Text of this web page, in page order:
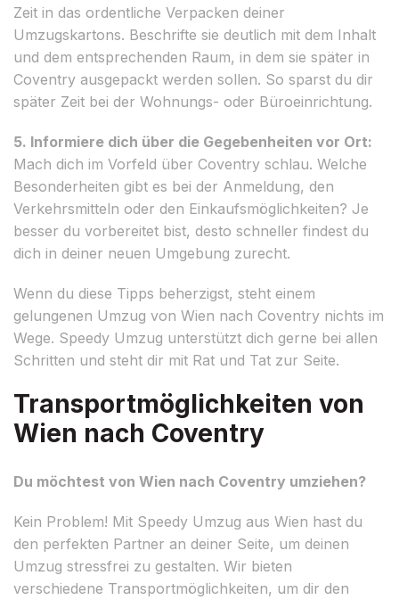
Zeit in das ordentliche Verpacken deiner
Umzugskartons. Beschrifte sie deutlich mit dem Inhalt
und dem entsprechenden Raum, in dem sie später in
Coventry ausgepackt werden sollen. So sparst du dir
später Zeit bei der Wohnungs- oder Büroeinrichtung.
5. Informiere dich über die Gegebenheiten vor Ort:
Mach dich im Vorfeld über Coventry schlau. Welche
Besonderheiten gibt es bei der Anmeldung, den
Verkehrsmitteln oder den Einkaufsmöglichkeiten? Je
besser du vorbereitet bist, desto schneller findest du
dich in deiner neuen Umgebung zurecht.
Wenn du diese Tipps beherzigst, steht einem
gelungenen Umzug von Wien nach Coventry nichts im
Wege. Speedy Umzug unterstützt dich gerne bei allen
Schritten und steht dir mit Rat und Tat zur Seite.
Transportmöglichkeiten von
Wien nach Coventry
Du möchtest von Wien nach Coventry umziehen?
Kein Problem! Mit Speedy Umzug aus Wien hast du
den perfekten Partner an deiner Seite, um deinen
Umzug stressfrei zu gestalten. Wir bieten
verschiedene Transportmöglichkeiten, um dir den